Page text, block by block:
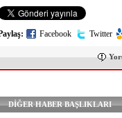
Facebook Twitter
DİĞER HABER BAŞLIKLARI